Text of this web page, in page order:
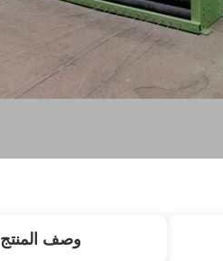
وصف المنتج